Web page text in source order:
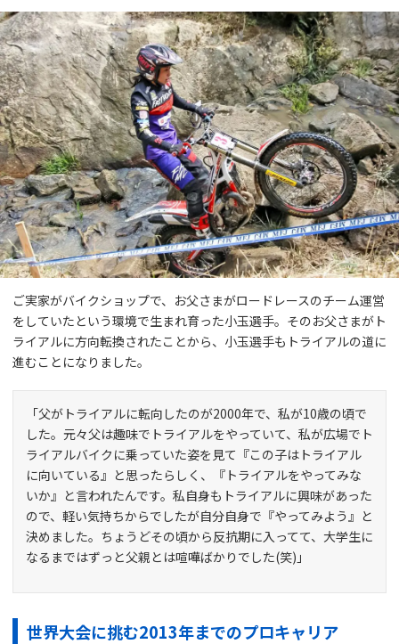
ご実家がバイクショップで、お父さまがロードレースのチーム運営
をしていたという環境で生まれ育った小玉選手。そのお父さまがト
ライアルに方向転換されたことから、小玉選手もトライアルの道に
進むことになりました。
「父がトライアルに転向したのが2000年で、私が10歳の頃で
した。元々父は趣味でトライアルをやっていて、私が広場でト
ライアルバイクに乗っていた姿を見て『この子はトライアル
に向いている』と思ったらしく、『トライアルをやってみな
いか』と言われたんです。私自身もトライアルに興味があった
ので、軽い気持ちからでしたが自分自身で『やってみよう』と
決めました。ちょうどその頃から反抗期に入ってて、大学生に
なるまではずっと父親とは喧嘩ばかりでした(笑)」
世界大会に挑む2013年までのプロキャリア